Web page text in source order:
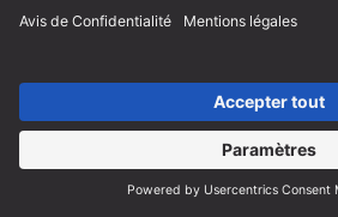
Paramètres des Cookies